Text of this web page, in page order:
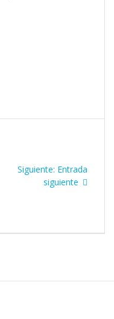
Siguiente: Siguiente
entrada:
Entrada
siguiente